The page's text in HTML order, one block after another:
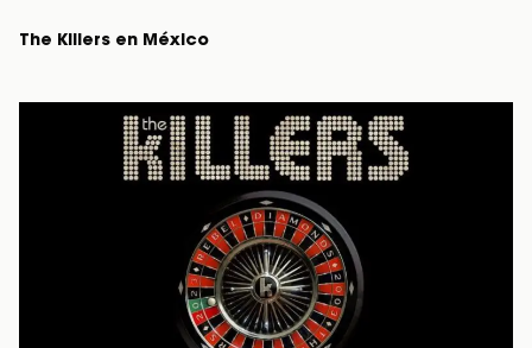
The Killers en México